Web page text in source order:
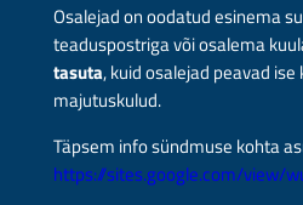
Osalejad on oodatud esinema
teaduspostriga või osalema
tasuta, kuid osalejad peavad
majutuskulud.
Täpsem info sündmuse kohta
https://sites.google.com/view/